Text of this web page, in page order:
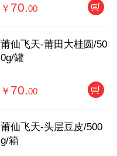
￥ 70.00
莆仙飞天-莆田大桂圆/50
0g/罐
￥ 70.00
莆仙飞天-头层豆皮/500
g/箱